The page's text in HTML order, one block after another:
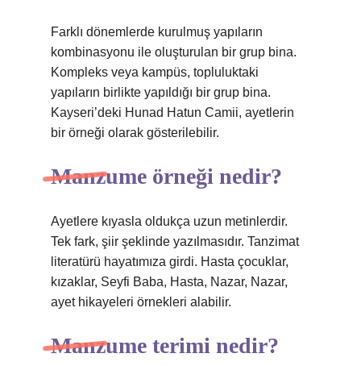
Farklı dönemlerde kurulmuş yapıların
kombinasyonu ile oluşturulan bir grup bina.
Kompleks veya kampüs, topluluktaki
yapıların birlikte yapıldığı bir grup bina.
Kayseri’deki Hunad Hatun Camii, ayetlerin
bir örneği olarak gösterilebilir.
Manzume örneği nedir?
Ayetlere kıyasla oldukça uzun metinlerdir.
Tek fark, şiir şeklinde yazılmasıdır. Tanzimat
literatürü hayatımıza girdi. Hasta çocuklar,
kızaklar, Seyfi Baba, Hasta, Nazar, Nazar,
ayet hikayeleri örnekleri alabilir.
Manzume terimi nedir?